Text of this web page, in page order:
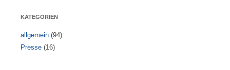
KATEGORIEN
allgemein (94)
Presse (16)